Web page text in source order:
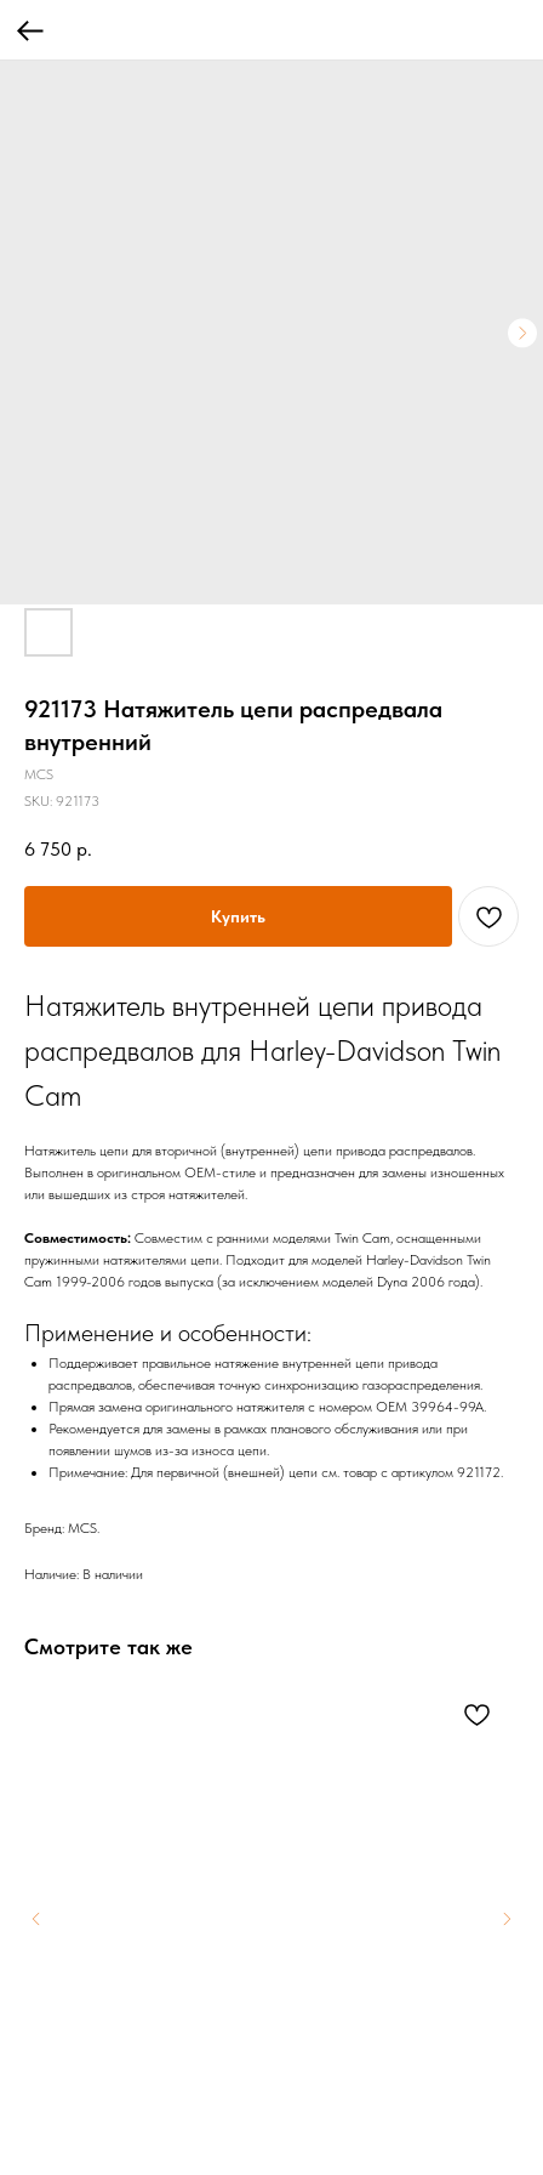
921173 Натяжитель цепи распредвала
внутренний
MCS
SKU: 921173
6 750 р.
Купить
Натяжитель внутренней цепи привода
распредвалов для Harley-Davidson Twin
Cam
Натяжитель цепи для вторичной (внутренней) цепи привода распредвалов.
Выполнен в оригинальном OEM-стиле и предназначен для замены изношенных
или вышедших из строя натяжителей.
Совместимость: Совместим с ранними моделями Twin Cam, оснащенными
пружинными натяжителями цепи. Подходит для моделей Harley-Davidson Twin
Cam 1999-2006 годов выпуска (за исключением моделей Dyna 2006 года).
Применение и особенности:
Поддерживает правильное натяжение внутренней цепи привода
распредвалов, обеспечивая точную синхронизацию газораспределения.
Прямая замена оригинального натяжителя с номером OEM 39964-99A.
Рекомендуется для замены в рамках планового обслуживания или при
появлении шумов из-за износа цепи.
Примечание: Для первичной (внешней) цепи см. товар с артикулом 921172.
Бренд: MCS.
Наличие: В наличии
Смотрите так же